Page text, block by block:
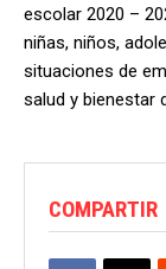
escolar 2020 –
niñas, niños,
situaciones de
salud y bienestar
COMPARTIR